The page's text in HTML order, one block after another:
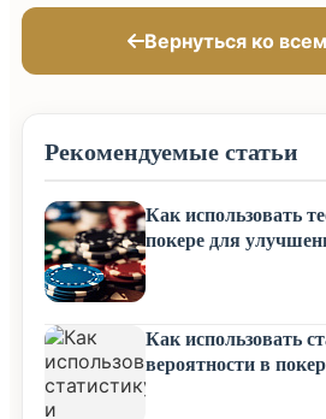
Вернуться ко
Рекомендуемые статьи
Как использовать
покере для
Как использовать
вероятности в